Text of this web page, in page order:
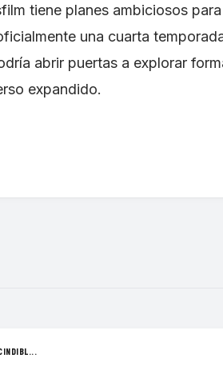
tiene planes ambiciosos para
una cuarta
abrir puertas a explorar
expandido.